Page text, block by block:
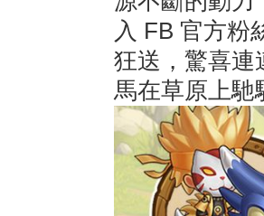
入 FB 官方粉
狂送，驚喜連
馬在草原上馳